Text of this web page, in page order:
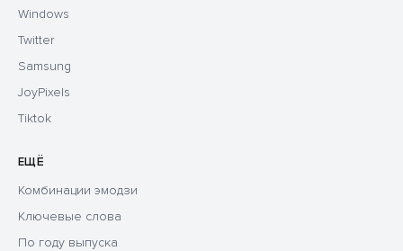
Windows
Twitter
Samsung
JoyPixels
Tiktok
ЕЩЁ
Комбинации эмодзи
Ключевые слова
По году выпуска